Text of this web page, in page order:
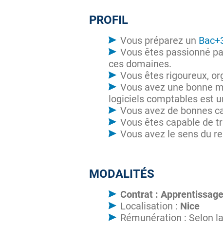
PROFIL
Vous préparez un
Vous êtes passionné
ces domaines.
Vous êtes rigoureux,
Vous avez une bonne
logiciels comptables est
Vous avez de bonnes
Vous êtes capable de
Vous avez le sens du
MODALITÉS
Contrat :
Localisation : Nice
Rémunération : Selon